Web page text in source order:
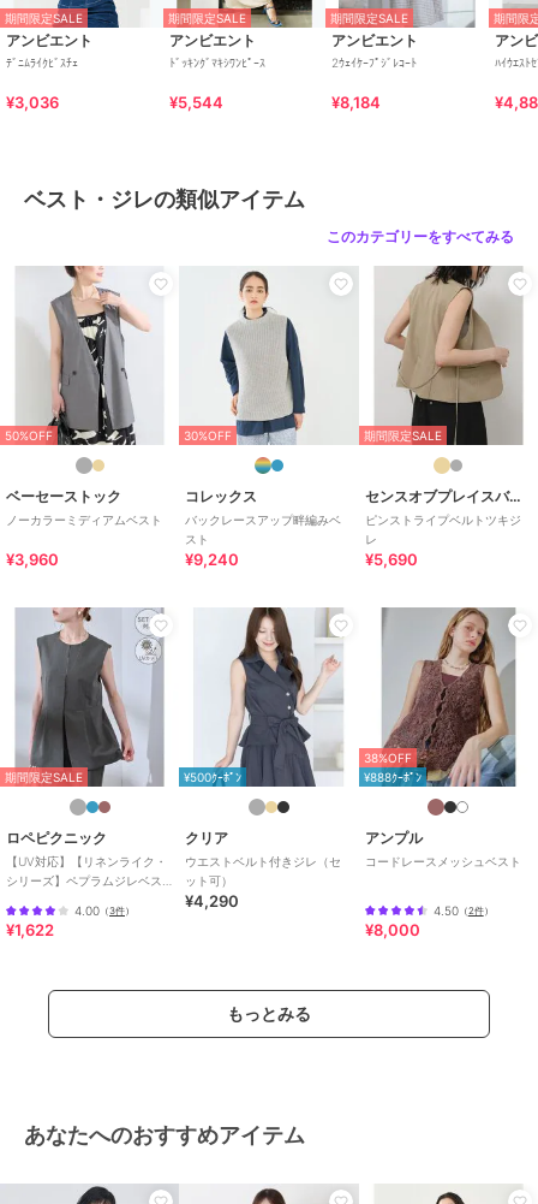
期間限定SALE
アンビエント
ﾃﾞﾆﾑﾗｲｸﾋﾞｽﾁｪ
¥3,036
期間限定SALE
アンビエント
ﾄﾞｯｷﾝｸﾞﾏｷｼﾜﾝﾋﾟｰｽ
¥5,544
期間限定SALE
アンビエント
2ｳｪｲｹｰﾌﾟｼﾞﾚｺｰﾄ
¥8,184
期間限
アン
ﾊｲｳｴｽﾄ
ベスト・ジレの類似アイテム
このカテゴリーをすべてみる
50%OFF
ベーセーストック
ノーカラーミディアムベスト
¥3,960
30%OFF
コレックス
バックレースアップ畔編みベ
スト
¥9,240
期間限定SALE
センスオブプレイスバイアーバンリサーチ
ピンストライプベルトツキジ
レ
¥5,690
期間限定SALE
ロペピクニック
【UV対応】【リネンライク・
シリーズ】ペプラムジレベス
4.00 （3件）
¥1,622
¥500ｸｰﾎﾟﾝ
クリア
ウエストベルト付きジレ（セ
ット可）
¥4,290
38%OFF
¥888ｸｰﾎﾟﾝ
アンプル
コードレースメッシュベスト
4.50（2件）
¥8,000
もっとみる
あなたへのおすすめアイテム